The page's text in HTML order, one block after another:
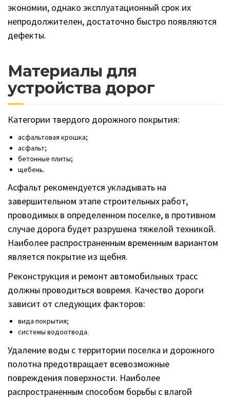
экономии, однако эксплуатационный срок их
непродолжителен, достаточно быстро появляются
дефекты.
Материалы для
устройства дорог
Категории твердого дорожного покрытия:
асфальтовая крошка;
асфальт;
бетонные плиты;
щебень.
Асфальт рекомендуется укладывать на
завершительном этапе строительных работ,
проводимых в определенном поселке, в противном
случае дорога будет разрушена тяжелой техникой.
Наиболее распространенным временным вариантом
является покрытие из щебня.
Реконструкция и ремонт автомобильных трасс
должны проводиться вовремя. Качество дороги
зависит от следующих факторов:
вида покрытия;
системы водоотвода.
Удаление воды с территории поселка и дорожного
полотна предотвращает всевозможные
повреждения поверхности. Наиболее
распространенным способом борьбы с влагой